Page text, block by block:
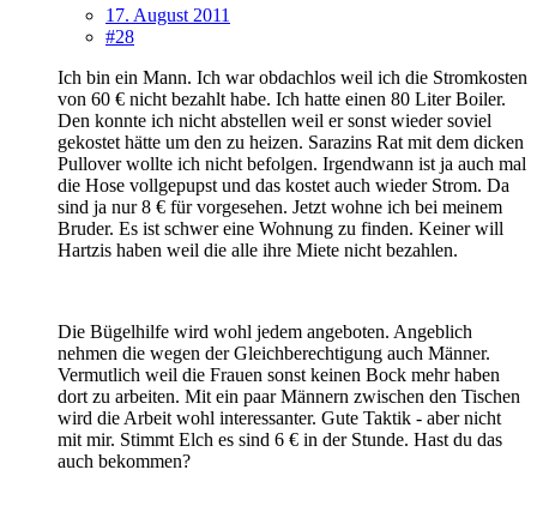
17. August 2011
#28
Ich bin ein Mann. Ich war obdachlos weil ich die Stromkosten
von 60 € nicht bezahlt habe. Ich hatte einen 80 Liter Boiler.
Den konnte ich nicht abstellen weil er sonst wieder soviel
gekostet hätte um den zu heizen. Sarazins Rat mit dem dicken
Pullover wollte ich nicht befolgen. Irgendwann ist ja auch mal
die Hose vollgepupst und das kostet auch wieder Strom. Da
sind ja nur 8 € für vorgesehen. Jetzt wohne ich bei meinem
Bruder. Es ist schwer eine Wohnung zu finden. Keiner will
Hartzis haben weil die alle ihre Miete nicht bezahlen.
Die Bügelhilfe wird wohl jedem angeboten. Angeblich
nehmen die wegen der Gleichberechtigung auch Männer.
Vermutlich weil die Frauen sonst keinen Bock mehr haben
dort zu arbeiten. Mit ein paar Männern zwischen den Tischen
wird die Arbeit wohl interessanter. Gute Taktik - aber nicht
mit mir. Stimmt Elch es sind 6 € in der Stunde. Hast du das
auch bekommen?